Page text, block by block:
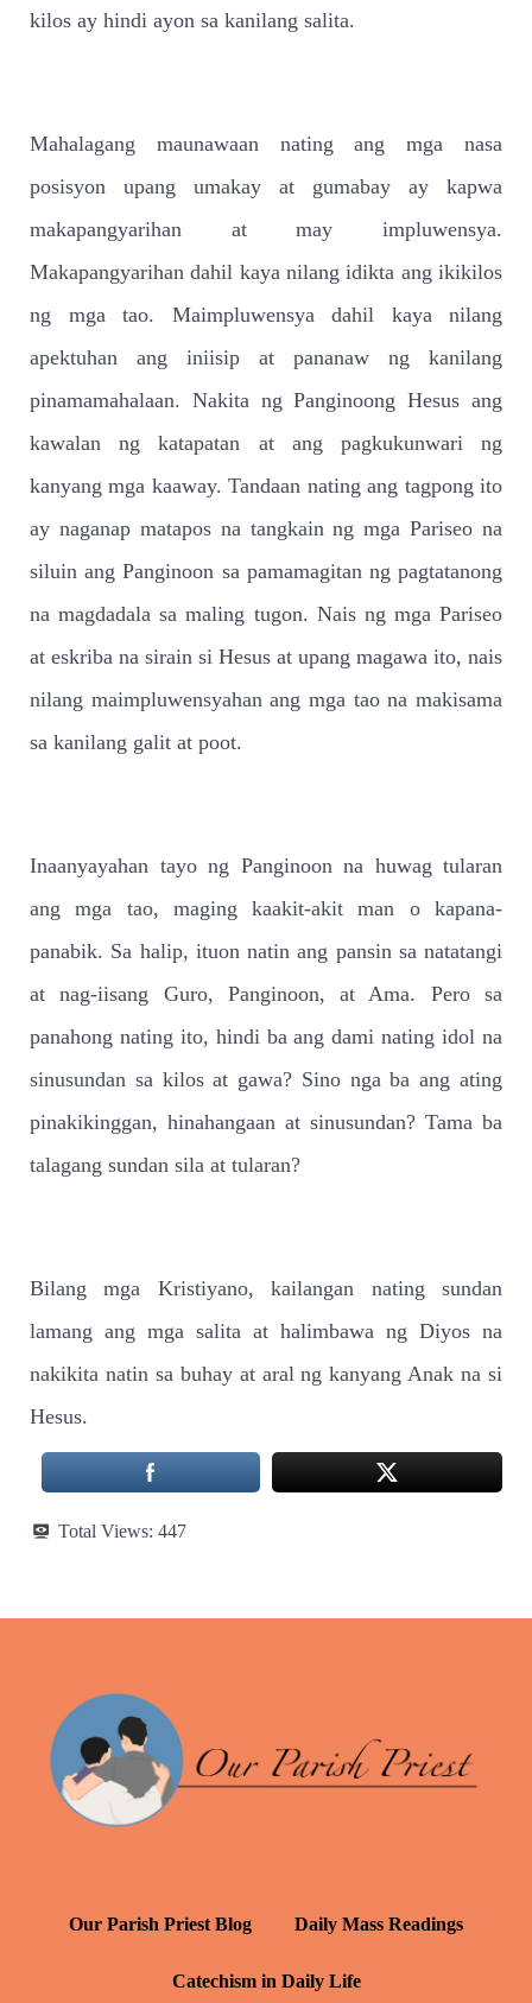
kilos ay hindi ayon sa kanilang salita.
Mahalagang maunawaan nating ang mga nasa
posisyon upang umakay at gumabay ay kapwa
makapangyarihan at may impluwensya.
Makapangyarihan dahil kaya nilang idikta ang ikikilos
ng mga tao. Maimpluwensya dahil kaya nilang
apektuhan ang iniisip at pananaw ng kanilang
pinamamahalaan. Nakita ng Panginoong Hesus ang
kawalan ng katapatan at ang pagkukunwari ng
kanyang mga kaaway. Tandaan nating ang tagpong ito
ay naganap matapos na tangkain ng mga Pariseo na
siluin ang Panginoon sa pamamagitan ng pagtatanong
na magdadala sa maling tugon. Nais ng mga Pariseo
at eskriba na sirain si Hesus at upang magawa ito, nais
nilang maimpluwensyahan ang mga tao na makisama
sa kanilang galit at poot.
Inaanyayahan tayo ng Panginoon na huwag tularan
ang mga tao, maging kaakit-akit man o kapana-
panabik. Sa halip, ituon natin ang pansin sa natatangi
at nag-iisang Guro, Panginoon, at Ama. Pero sa
panahong nating ito, hindi ba ang dami nating idol na
sinusundan sa kilos at gawa? Sino nga ba ang ating
pinakikinggan, hinahangaan at sinusundan? Tama ba
talagang sundan sila at tularan?
Bilang mga Kristiyano, kailangan nating sundan
lamang ang mga salita at halimbawa ng Diyos na
nakikita natin sa buhay at aral ng kanyang Anak na si
Hesus.
Total Views: 447
Our Parish Priest Blog Daily Mass Readings
Catechism in Daily Life